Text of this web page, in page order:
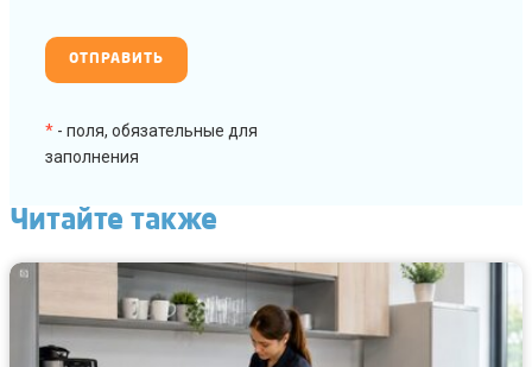
* - поля, обязательные для
заполнения
Читайте также
Летняя
кухни